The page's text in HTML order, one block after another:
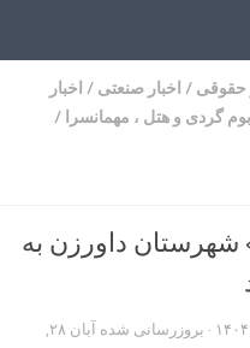
حقوقی / اخبار صنعتی / اخبار
بوم گردی و هتل ، مهمانسرا
/
شهرستان داورزن به
· بروزرسانی شده
آبان ۲۸,